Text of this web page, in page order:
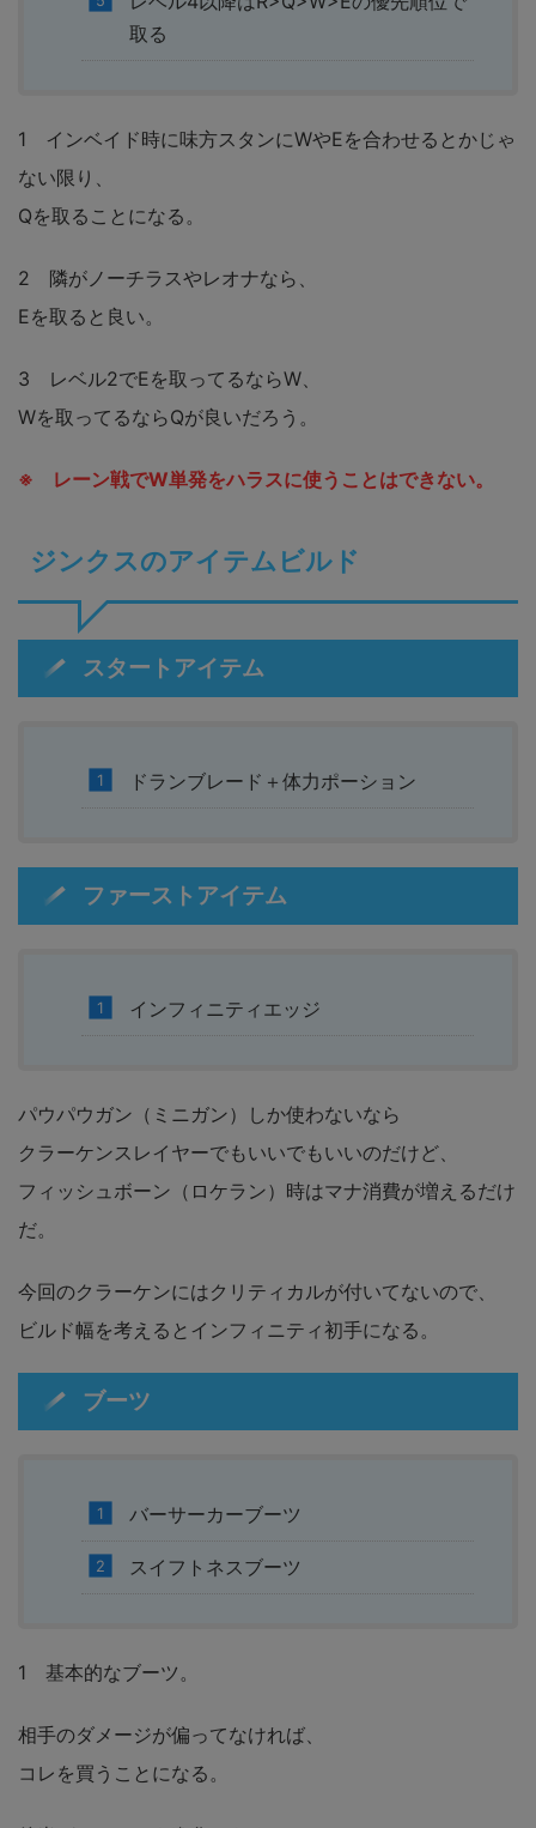
取る
1 インベイド時に味方スタンにWやEを合わせるとかじゃ
ない限り、
Qを取ることになる。
2 隣がノーチラスやレオナなら、
Eを取ると良い。
3 レベル2でEを取ってるならW、
Wを取ってるならQが良いだろう。
※ レーン戦でW単発をハラスに使うことはできない。
ジンクスのアイテムビルド
スタートアイテム
ドランブレード＋体力ポーション
ファーストアイテム
インフィニティエッジ
パウパウガン（ミニガン）しか使わないなら
クラーケンスレイヤーでもいいでもいいのだけど、
フィッシュボーン（ロケラン）時はマナ消費が増えるだけ
だ。
今回のクラーケンにはクリティカルが付いてないので、
ビルド幅を考えるとインフィニティ初手になる。
ブーツ
バーサーカーブーツ
スイフトネスブーツ
1 基本的なブーツ。
相手のダメージが偏ってなければ、
コレを買うことになる。